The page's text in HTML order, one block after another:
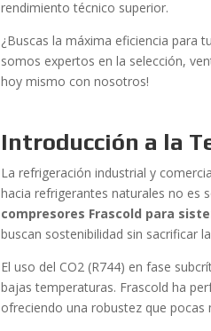
rendimiento técnico superior.
¿Buscas la máxima eficiencia para
somos expertos en la selección,
hoy mismo con nosotros!
Introducción a la
La refrigeración industrial y
hacia refrigerantes naturales no es
compresores Frascold para
buscan sostenibilidad sin sacrificar
El uso del CO2 (R744) en fase
bajas temperaturas. Frascold ha
ofreciendo una robustez que pocas